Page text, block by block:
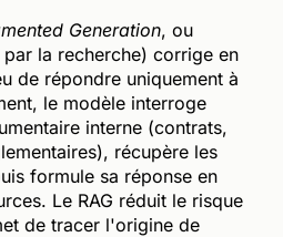
Generation, ou
la recherche) corrige en
de répondre uniquement à
le modèle interroge
interne (contrats,
récupère les
formule sa réponse en
Le RAG réduit le risque
de tracer l'origine de